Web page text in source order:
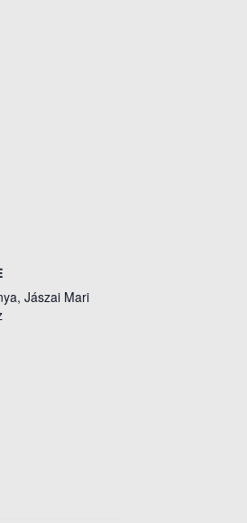
Jászai Mari